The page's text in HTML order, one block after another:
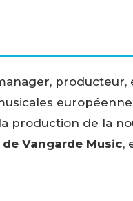
production de la
Vangarde Music,